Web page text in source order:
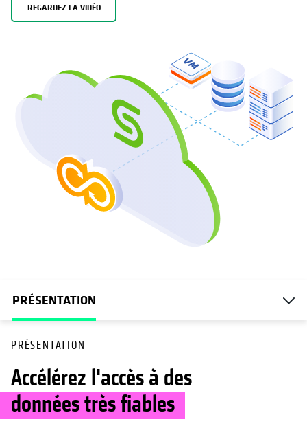
REGARDEZ LA VIDÉO
PRÉSENTATION
PRÉSENTATION
Accélérez l'accès à des
données très fiables